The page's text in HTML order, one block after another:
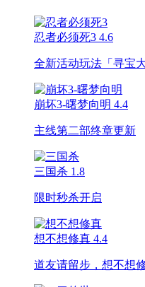
忍者必须死3 4.6
全新活动玩法「寻宝
崩坏3-曙梦向明 4.4
主线第二部终章更新
三国杀 1.8
限时秒杀开启
想不想修真 4.4
道友请留步，想不想